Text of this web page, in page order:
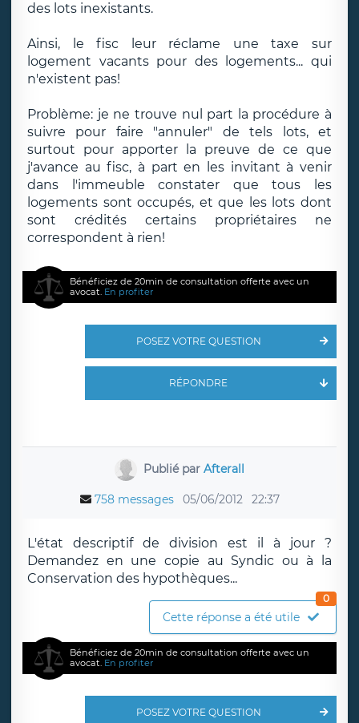
des lots inexistants.
Ainsi, le fisc leur réclame une taxe sur
logement vacants pour des logements... qui
n'existent pas!
Problème: je ne trouve nul part la procédure à
suivre pour faire "annuler" de tels lots, et
surtout pour apporter la preuve de ce que
j'avance au fisc, à part en les invitant à venir
dans l'immeuble constater que tous les
logements sont occupés, et que les lots dont
sont crédités certains propriétaires ne
correspondent à rien!
Bénéficiez de 20min de consultation offerte avec un
avocat. En profiter
POSEZ VOTRE QUESTION
RÉPONDRE
Publié par Afterall
758 messages 05/06/2012 22:37
L'état descriptif de division est il à jour ?
Demandez en une copie au Syndic ou à la
Conservation des hypothèques...
Cette réponse a été utile
0
Bénéficiez de 20min de consultation offerte avec un
avocat. En profiter
POSEZ VOTRE QUESTION